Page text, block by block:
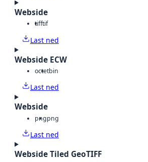
Webside
tifftif
Last ned
Webside ECW
octetbin
Last ned
Webside
pngpng
Last ned
Webside Tiled GeoTIFF